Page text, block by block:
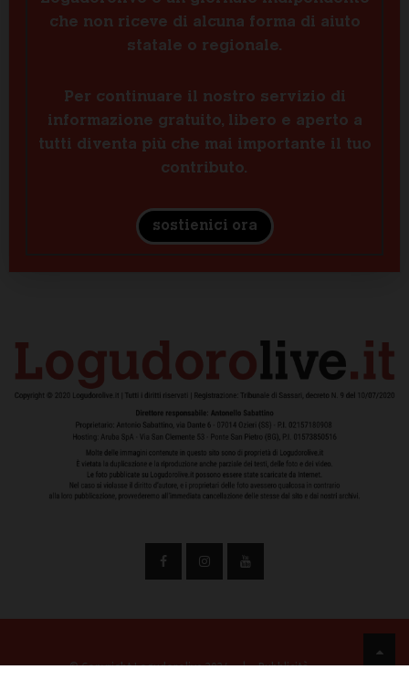
che non riceve di alcuna forma di aiuto
statale o regionale.
Per continuare il nostro servizio di
informazione gratuito, libero e aperto a
tutti diventa più che mai importante il tuo
contributo.
sostienici ora
© Copyright Logudorolive 2024 | Pubblicità